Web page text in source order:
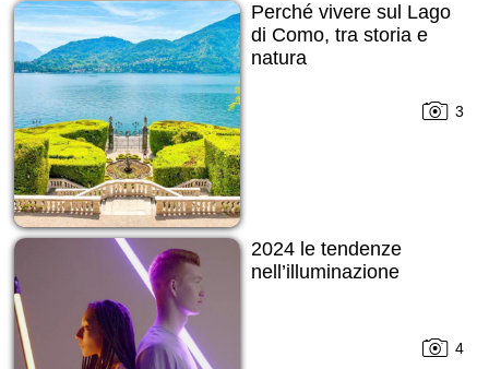
Perché vivere sul Lago
di Como, tra storia e
natura
3
2024 le tendenze
nell’illuminazione
4